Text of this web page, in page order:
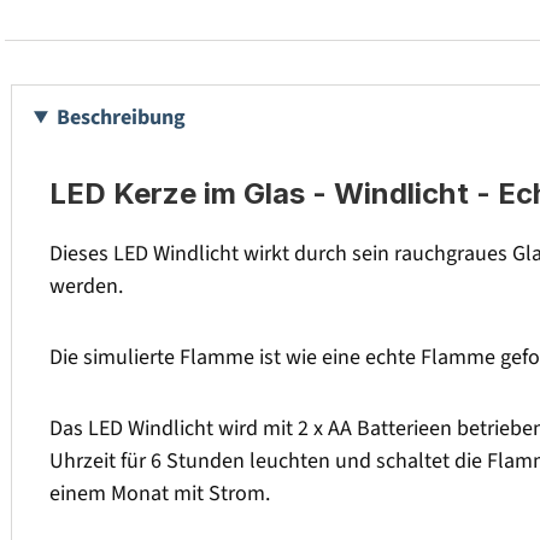
Beschreibung
LED Kerze im Glas - Windlicht -
Dieses LED Windlicht wirkt durch sein rauchgraues
werden.
Die simulierte Flamme ist wie eine echte Flamme
Das LED Windlicht wird mit 2 x AA Batterieen
Uhrzeit für 6 Stunden leuchten und schaltet die
einem Monat mit Strom.